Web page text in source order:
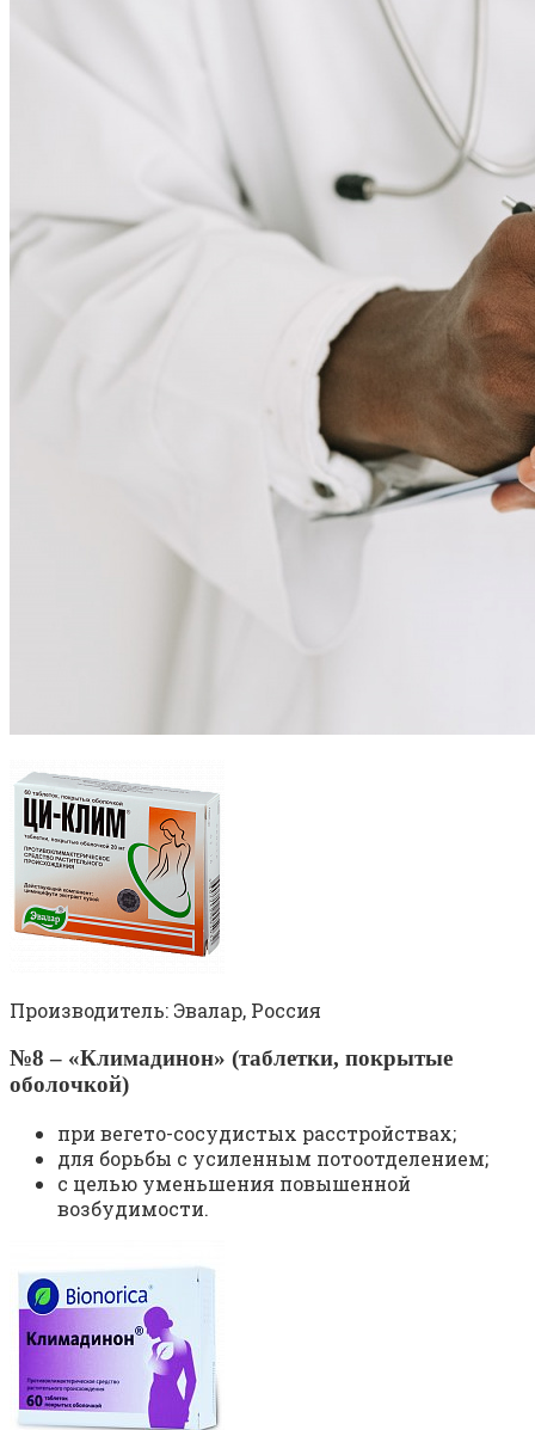
Производитель: Эвалар, Россия
№8 – «Климадинон» (таблетки, покрытые
оболочкой)
при вегето-сосудистых расстройствах;
для борьбы с усиленным потоотделением;
с целью уменьшения повышенной
возбудимости.